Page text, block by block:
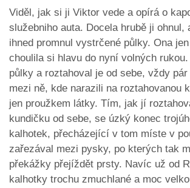
Viděl, jak si ji Viktor vede a opírá o
služebniho auta. Docela hrubě ji ohnul,
ihned promnul vystrčené půlky. Ona
choulila si hlavu do nyní volných
půlky a roztahoval je od sebe, vždy
mezi ně, kde narazili na roztahovanou
jen proužkem látky. Tím, jak jí
kundičku od sebe, se úzký konec
kalhotek, přecházející v tom míste v
zařezával mezi pysky, po kterých tak
překážky přejíždět prsty. Navíc už od
kalhotky trochu zmuchlané a moc